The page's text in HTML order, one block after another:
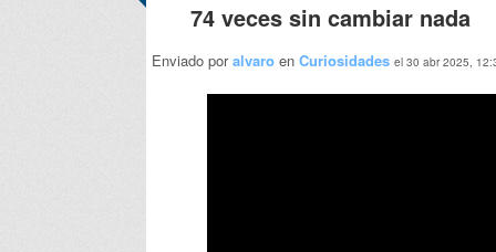
74 veces sin cambiar nada
Enviado poralvaro en Curiosidades el 30 abr 2025,